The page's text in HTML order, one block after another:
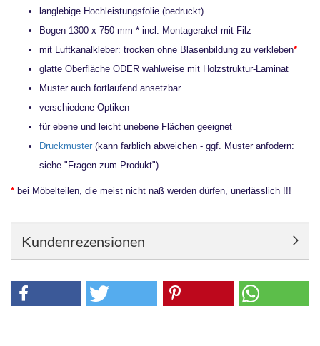
langlebige Hochleistungsfolie (bedruckt)
Bogen 1300 x 750 mm * incl. Montagerakel mit Filz
mit Luftkanalkleber: trocken ohne Blasenbildung zu verkleben*
glatte Oberfläche ODER wahlweise mit Holzstruktur-Laminat
Muster auch fortlaufend ansetzbar
verschiedene Optiken
für ebene und leicht unebene Flächen geeignet
Druckmuster (kann farblich abweichen - ggf. Muster anfodern:
siehe "Fragen zum Produkt")
* bei Möbelteilen, die meist nicht naß werden dürfen, unerlässlich !!!
Kundenrezensionen